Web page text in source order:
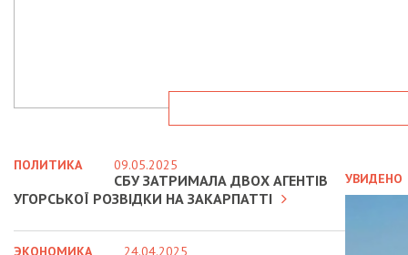
УВИДЕНО
ПОЛИТИКА 09.05.2025
СБУ ЗАТРИМАЛА ДВОХ АГЕНТІВ
УГОРСЬКОЇ РОЗВІДКИ НА ЗАКАРПАТТІ
ЭКОНОМИКА 24.04.2025